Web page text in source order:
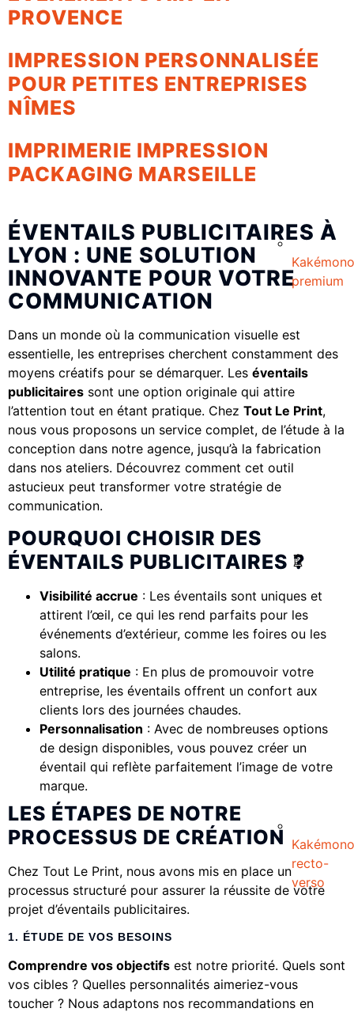
Kakémono
premium
Kakémono
recto-
verso
PROVENCE
IMPRESSION PERSONNALISÉE
POUR PETITES ENTREPRISES
NÎMES
IMPRIMERIE IMPRESSION
PACKAGING MARSEILLE
ÉVENTAILS PUBLICITAIRES À
LYON : UNE SOLUTION
INNOVANTE POUR VOTRE
COMMUNICATION
Dans un monde où la communication visuelle est
essentielle, les entreprises cherchent constamment des
moyens créatifs pour se démarquer. Les éventails
publicitaires sont une option originale qui attire
l’attention tout en étant pratique. Chez Tout Le Print,
nous vous proposons un service complet, de l’étude à la
conception dans notre agence, jusqu’à la fabrication
dans nos ateliers. Découvrez comment cet outil
astucieux peut transformer votre stratégie de
communication.
POURQUOI CHOISIR DES
ÉVENTAILS PUBLICITAIRES ?
Visibilité accrue : Les éventails sont uniques et
attirent l’œil, ce qui les rend parfaits pour les
événements d’extérieur, comme les foires ou les
salons.
Utilité pratique : En plus de promouvoir votre
entreprise, les éventails offrent un confort aux
clients lors des journées chaudes.
Personnalisation : Avec de nombreuses options
de design disponibles, vous pouvez créer un
éventail qui reflète parfaitement l’image de votre
marque.
LES ÉTAPES DE NOTRE
PROCESSUS DE CRÉATION
Chez Tout Le Print, nous avons mis en place un
processus structuré pour assurer la réussite de votre
projet d’éventails publicitaires.
1. ÉTUDE DE VOS BESOINS
Comprendre vos objectifs est notre priorité. Quels sont
vos cibles ? Quelles personnalités aimeriez-vous
toucher ? Nous adaptons nos recommandations en